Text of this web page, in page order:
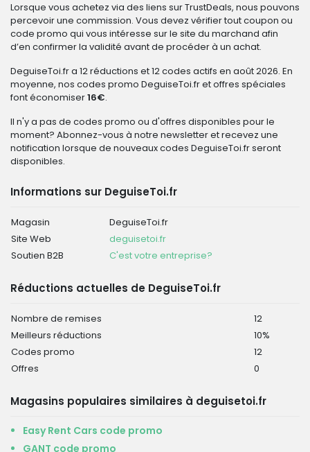
Lorsque vous achetez via des liens sur TrustDeals, nous pouvons
percevoir une commission. Vous devez vérifier tout coupon ou
code promo qui vous intéresse sur le site du marchand afin
d’en confirmer la validité avant de procéder à un achat.
DeguiseToi.fr a 12 réductions et 12 codes actifs en août 2026. En
moyenne, nos codes promo DeguiseToi.fr et offres spéciales
font économiser16€.
Il n'y a pas de codes promo ou d'offres disponibles pour le
moment? Abonnez-vous à notre newsletter et recevez une
notification lorsque de nouveaux codes DeguiseToi.fr seront
disponibles.
Informations sur DeguiseToi.fr
Magasin
DeguiseToi.fr
Site Web
deguisetoi.fr
Soutien B2B
C'est votre entreprise?
Réductions actuelles de DeguiseToi.fr
Nombre de remises
12
Meilleurs réductions
10%
Codes promo
12
Offres
0
Magasins populaires similaires à deguisetoi.fr
Easy Rent Cars code promo
GANT code promo